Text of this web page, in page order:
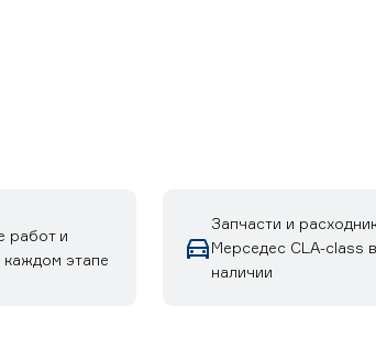
работ и
каждом этапе
Запчасти и
Мерседес CLA-class в
наличии